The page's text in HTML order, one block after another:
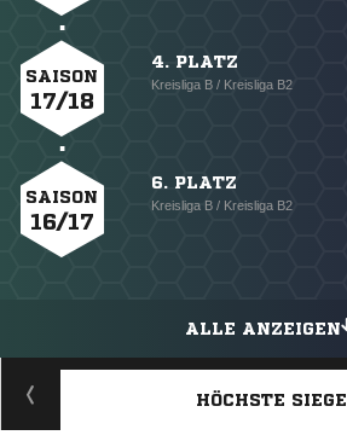
SAISON
17/18
4. PLATZ
Kreisliga B / Kreisliga B2
SAISON
16/17
6. PLATZ
Kreisliga B / Kreisliga B2
ALLE ANZEIGEN
HÖCHSTE SIEGE